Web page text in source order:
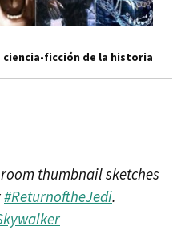
ciencia-ficción de la historia
thumbnail sketches
#ReturnoftheJedi.